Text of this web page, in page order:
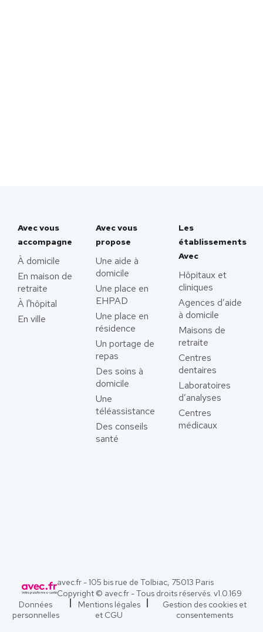
Avec vous
accompagne
À domicile
En maison de
retraite
À l'hôpital
En ville
Avec vous
propose
Une aide à
domicile
Une place en
EHPAD
Une place en
résidence
Un portage de
repas
Des soins à
domicile
Une
téléassistance
Des conseils
santé
Les
établissements
Avec
Hôpitaux et
cliniques
Agences d’aide
à domicile
Maisons de
retraite
Centres
dentaires
Laboratoires
d’analyses
Centres
médicaux
avec.fr - 105 bis rue de Tolbiac, 75013 Paris
Copyright © avec.fr - Tous droits réservés. v1.0.169
Données
personnelles
Mentions légales
et CGU
Gestion des cookies et
consentements